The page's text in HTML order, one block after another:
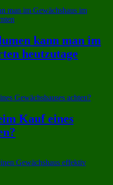
kann man im
heutzutage
Kauf eines